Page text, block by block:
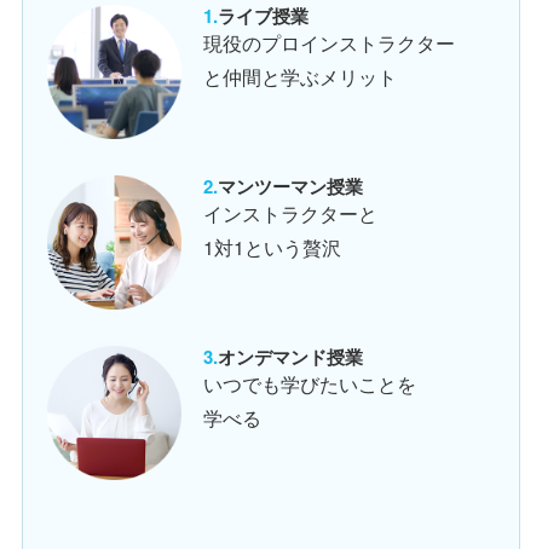
ライブ授業
現役のプロインストラクター
と仲間と学ぶメリット
マンツーマン授業
インストラクターと
1対1という贅沢
オンデマンド授業
いつでも学びたいことを
学べる